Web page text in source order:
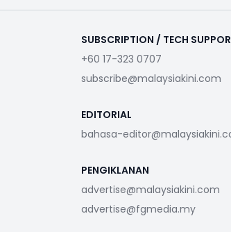
SUBSCRIPTION / TECH
+60 17-323 0707
subscribe@malaysiakini.com
EDITORIAL
bahasa-
PENGIKLANAN
advertise@malaysiakini.com
advertise@fgmedia.my